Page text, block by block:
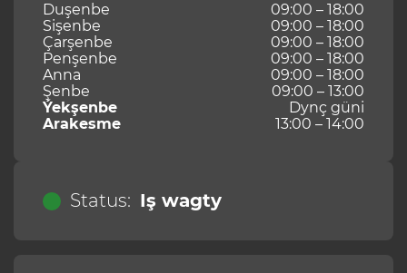
Duşenbe
09:00 – 18:00
Sişenbe
09:00 – 18:00
Çarşenbe
09:00 – 18:00
Penşenbe
09:00 – 18:00
Anna
09:00 – 18:00
Şenbe
09:00 – 13:00
Ýekşenbe
Dynç güni
Arakesme
13:00 – 14:00
Status: Iş wagty